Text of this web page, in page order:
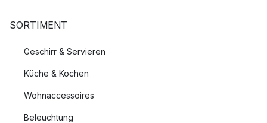
SORTIMENT
Geschirr & Servieren
Küche & Kochen
Wohnaccessoires
Beleuchtung